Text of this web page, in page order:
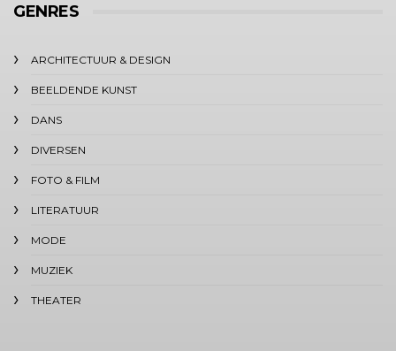
GENRES
ARCHITECTUUR & DESIGN
BEELDENDE KUNST
DANS
DIVERSEN
FOTO & FILM
LITERATUUR
MODE
MUZIEK
THEATER